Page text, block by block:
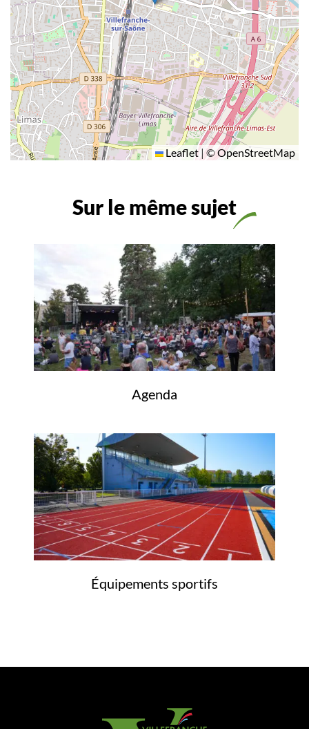
Leaflet |©OpenStreetMap
Sur le même sujet
Agenda
Équipements sportifs